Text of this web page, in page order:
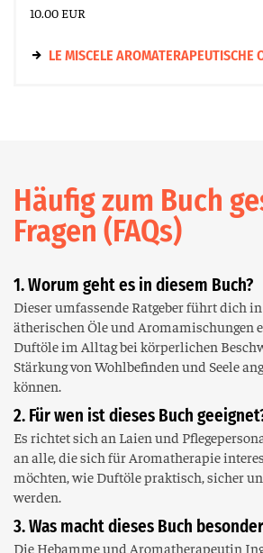
10.00 EUR
LE MISCELE AROMATERAPEUTISCHE
Häufig zum Buch
Fragen (FAQs)
1. Worum geht es in diesem Buch?
Dieser umfassende Ratgeber führt dich
ätherischen Öle und Aromamischungen
Duftöle im Alltag bei körperlichen
Stärkung von Wohlbefinden und Seele
können.
2. Für wen ist dieses Buch
Es richtet sich an Laien und
an alle, die sich für Aromatherapie
möchten, wie Duftöle praktisch, sicher
werden.
3. Was macht dieses Buch
Die Hebamme und Aromatherapeutin